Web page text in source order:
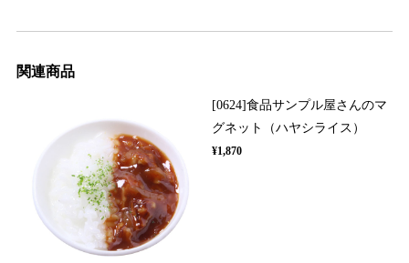
関連商品
[0624]食品サンプル屋さんのマ
グネット（ハヤシライス）
¥1,870